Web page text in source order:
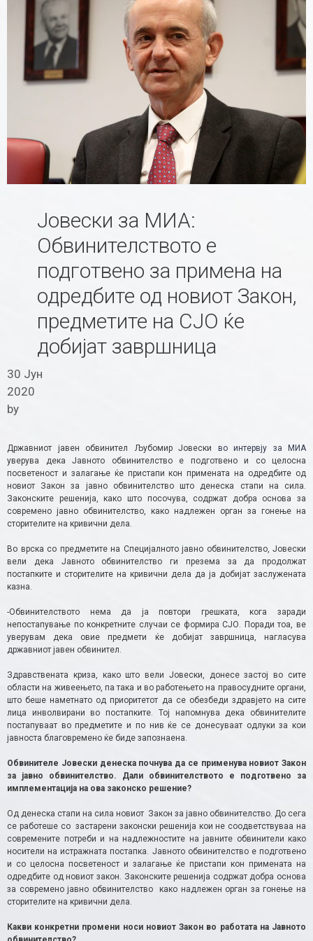
Јовески за МИА:
Обвинителството е
подготвено за примена на
одредбите од новиот Закон,
предметите на СЈО ќе
добијат завршница
30 Јун
2020
by
Државниот јавен обвинител Љубомир Јовески во интервју за МИА
уверува дека Јавното обвинителство е подготвено и со целосна
посветеност и залагање ќе пристапи кон примената на одредбите од
новиот Закон за јавно обвинителство што денеска стапи на сила.
Законските решенија, како што посочува, содржат добра основа за
современо јавно обвинителство, како надлежен орган за гонење на
сторителите на кривични дела.
Во врска со предметите на Специјалното јавно обвинителство, Јовески
вели дека Јавното обвинителство ги презема за да продолжат
постапките и сторителите на кривични дела да ја добијат заслужената
казна.
-Обвинителството нема да ја повтори грешката, кога заради
непостапување по конкретните случаи се формира СЈО. Поради тоа, ве
уверувам дека овие предмети ќе добијат завршница, нагласува
државниот јавен обвинител.
Здравствената криза, како што вели Јовески, донесе застој во сите
области на живеењето, па така и во работењето на правосудните органи,
што беше наметнато од приоритетот да се обезбеди здравјето на сите
лица инволвирани во постапките. Тој напомнува дека обвинителите
постапуваат во предметите и по нив ќе се донесуваат одлуки за кои
јавноста благовремено ќе биде запознаена.
Обвинителе Јовески денеска почнува да се применува новиот Закон
за јавно обвинителство. Дали обвинителството е подготвено за
имплементација на ова законско решение?
Oд денеска стапи на сила новиот Закон за јавно обвинителство. До сега
се работеше со застарени законски решенија кои не соодветствуваа на
современите потреби и на надлежностите на јавните обвинители како
носители на истражната постапка. Јавното обвинителство е подготвено
и со целосна посветеност и залагање ќе пристапи кон примената на
одредбите од новиот закон. Законските решенија содржат добра основа
за современо јавно обвинителство како надлежен орган за гонење на
сторителите на кривични дела.
Какви конкретни промени носи новиот Закон во работата на Јавното